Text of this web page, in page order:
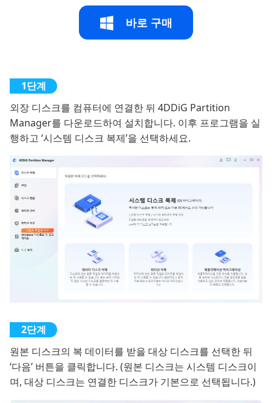
바로 구매
외장 디스크를 컴퓨터에 연결한 뒤 4DDiG Partition
Manager를 다운로드하여 설치합니다. 이후 프로그램을 실
행하고 ‘시스템 디스크 복제’을 선택하세요.
원본 디스크의 복 데이터를 받을 대상 디스크를 선택한 뒤
‘다음’ 버튼을 클릭합니다. (원본 디스크는 시스템 디스크이
며, 대상 디스크는 연결한 디스크가 기본으로 선택됩니다.)